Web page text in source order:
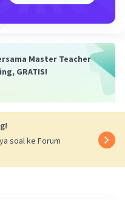
Master Teacher
GRATIS!
soal ke Forum